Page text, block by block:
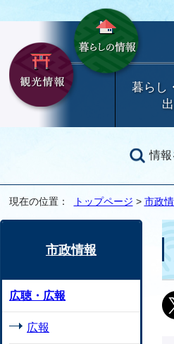
暮らし
出
情報
現在の位置： トップページ > 市政
市政情報
広聴・広報
広報